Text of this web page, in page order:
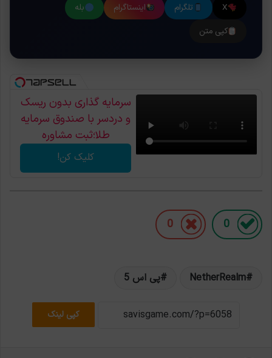
X تلگرام اینستاگرام
بله
کپی متن
سرمایه گذاری بدون ریسک
و دردسر با صندوق سرمایه
طلا؛ثبت مشاوره
کلیک کن!
0
0
NetherRealm پی اس 5
کپی لینک